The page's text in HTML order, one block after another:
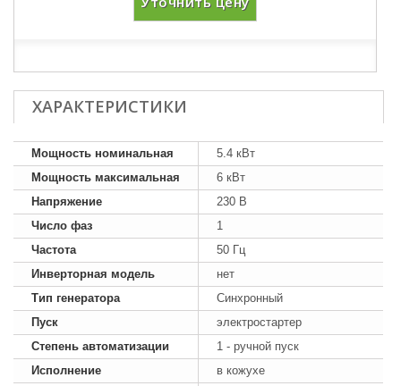
ХАРАКТЕРИСТИКИ
Мощность номинальная
5.4 кВт
Мощность максимальная
6 кВт
Напряжение
230 В
Число фаз
1
Частота
50 Гц
Инверторная модель
нет
Тип генератора
Синхронный
Пуск
электростартер
Степень автоматизации
1 - ручной пуск
Исполнение
в кожухе